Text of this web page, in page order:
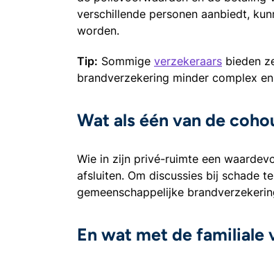
verschillende personen aanbiedt,
worden.
Tip: Sommige verzekeraars bieden
brandverzekering minder complex
Wat als één van de
Wie in zijn privé-ruimte een
afsluiten. Om discussies bij schade
gemeenschappelijke
En wat met de familiale